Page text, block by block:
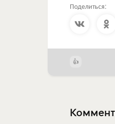
Поделиться: